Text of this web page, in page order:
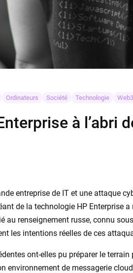
Ordinateurs Société Technologie Web3
à l’abri
entreprise de IT et une attaque
de la technologie HP Enterprise
au renseignement russe, connu
les intentions réelles de ces
ont-elles pu préparer le terrain
environnement de messagerie